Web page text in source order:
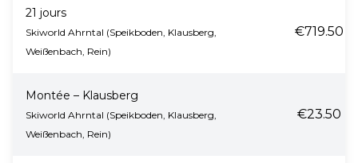
21 jours
Skiworld Ahrntal (Speikboden, Klausberg,
Weißenbach, Rein)
€719.50
Montée – Klausberg
Skiworld Ahrntal (Speikboden, Klausberg,
Weißenbach, Rein)
€23.50